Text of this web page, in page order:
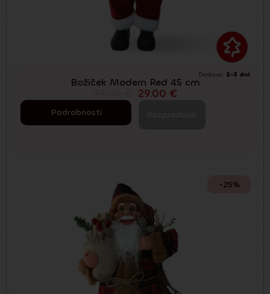
Dostava: 2-3 dni
Božiček Modern Red 45 cm
29.00 €
Podrobnosti
-25%